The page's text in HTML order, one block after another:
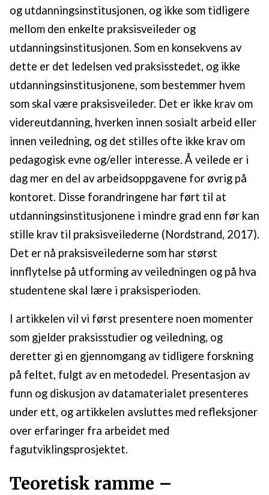
og utdanningsinstitusjonen, og ikke som tidligere
mellom den enkelte praksisveileder og
utdanningsinstitusjonen. Som en konsekvens av
dette er det ledelsen ved praksisstedet, og ikke
utdanningsinstitusjonene, som bestemmer hvem
som skal være praksisveileder. Det er ikke krav om
videreutdanning, hverken innen sosialt arbeid eller
innen veiledning, og det stilles ofte ikke krav om
pedagogisk evne og/eller interesse. Å veilede er i
dag mer en del av arbeidsoppgavene for øvrig på
kontoret. Disse forandringene har ført til at
utdanningsinstitusjonene i mindre grad enn før kan
stille krav til praksisveilederne (Nordstrand, 2017).
Det er nå praksisveilederne som har størst
innflytelse på utforming av veiledningen og på hva
studentene skal lære i praksisperioden.
I artikkelen vil vi først presentere noen momenter
som gjelder praksisstudier og veiledning, og
deretter gi en gjennomgang av tidligere forskning
på feltet, fulgt av en metodedel. Presentasjon av
funn og diskusjon av datamaterialet presenteres
under ett, og artikkelen avsluttes med refleksjoner
over erfaringer fra arbeidet med
fagutviklingsprosjektet.
Teoretisk ramme –